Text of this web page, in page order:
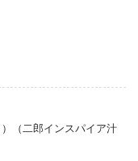
（二郎インスパイア汁